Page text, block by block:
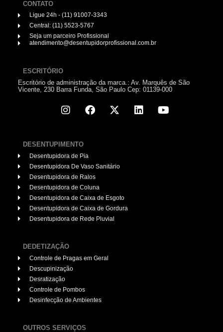
CONTATO
Ligue 24h - (11) 91007-3343
Central: (11) 5523-5767
Seja um parceiro Profissional
atendimento@desentupidorprofissional.com.br
ESCRITÓRIO
Escritório de administração da marca.: Av. Marquês de São
Vicente, 230 Barra Funda, São Paulo Cep: 01139-000
DESENTUPIMENTO
Desentupidora de Pia
Desentupidora De Vaso Sanitário
Desentupidora de Ralos
Desentupidora de Coluna
Desentupidora de Caixa de Esgoto
Desentupidora de Caixa de Gordura
Desentupidora de Rede Pluvial
DEDETIZAÇÃO
Controle de Pragas em Geral
Descupinização
Desratização
Controle de Pombos
Desinfecção de Ambientes
OUTROS SERVIÇOS